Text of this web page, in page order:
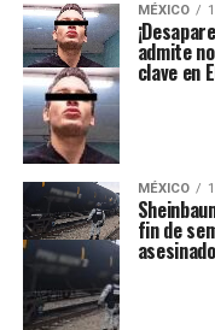
MÉXICO
admite
clave en
MÉXICO
fin de